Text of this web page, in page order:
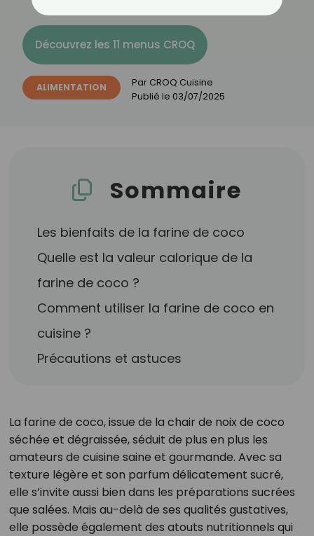
Découvrez les 11 menus CROQ
ALIMENTATION Par CROQ Cuisine
Publié le 03/07/2025
Sommaire
Les bienfaits de la farine de coco
Quelle est la valeur calorique de la
farine de coco ?
Comment utiliser la farine de coco en
cuisine ?
Précautions et astuces
La farine de coco, issue de la chair de noix de coco
séchée et dégraissée, séduit de plus en plus les
amateurs de cuisine saine et gourmande. Avec sa
texture légère et son parfum délicatement sucré,
elle s’invite aussi bien dans les préparations sucrées
que salées. Mais au-delà de ses qualités gustatives,
elle possède également des atouts nutritionnels qui